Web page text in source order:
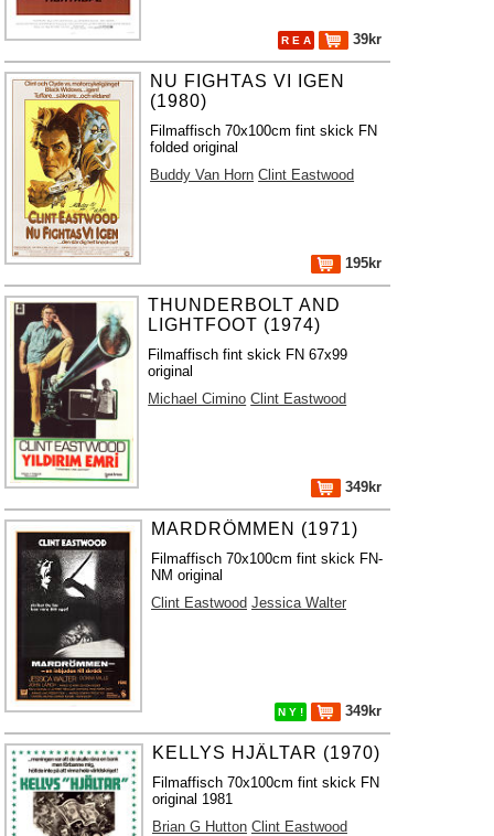
R E A 39kr
NU FIGHTAS VI IGEN
(1980)
Filmaffisch 70x100cm fint skick FN
folded original
Buddy Van Horn Clint Eastwood
195kr
THUNDERBOLT AND
LIGHTFOOT (1974)
Filmaffisch fint skick FN 67x99
original
Michael Cimino Clint Eastwood
349kr
MARDRÖMMEN (1971)
Filmaffisch 70x100cm fint skick FN-
NM original
Clint Eastwood Jessica Walter
N Y ! 349kr
KELLYS HJÄLTAR (1970)
Filmaffisch 70x100cm fint skick FN
original 1981
Brian G Hutton Clint Eastwood